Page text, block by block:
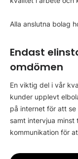
Alla anslutna bolag
Endast
omdömen
En viktig del i vår
kunder upplevt
på internet för att
samt intervjua
kommunikation för